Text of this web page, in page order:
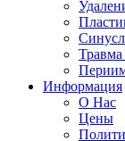
Травма
Информация
О Нас
Цены